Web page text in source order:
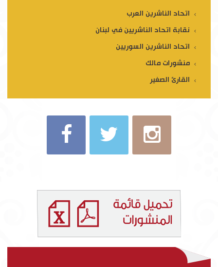
اتحاد الناشرين العرب
نقابة اتحاد الناشريين في لبنان
اتحاد الناشرين السوريين
منشورات مالك
القارئ الصغير